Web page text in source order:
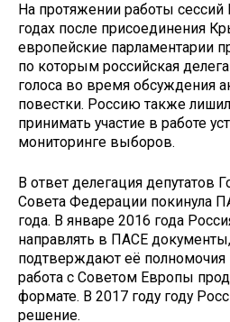
На протяжении работы
годах после присоединения
европейские парламентарии
по которым российская
голоса во время обсуждения
повестки. Россию также
принимать участие в работе
мониторинге выборов.
В ответ делегация депутатов
Совета Федерации покинула
года. В январе 2016 года
направлять в ПАСЕ
подтверждают её полномочия
работа с Советом Европы
формате. В 2017 году году
решение.